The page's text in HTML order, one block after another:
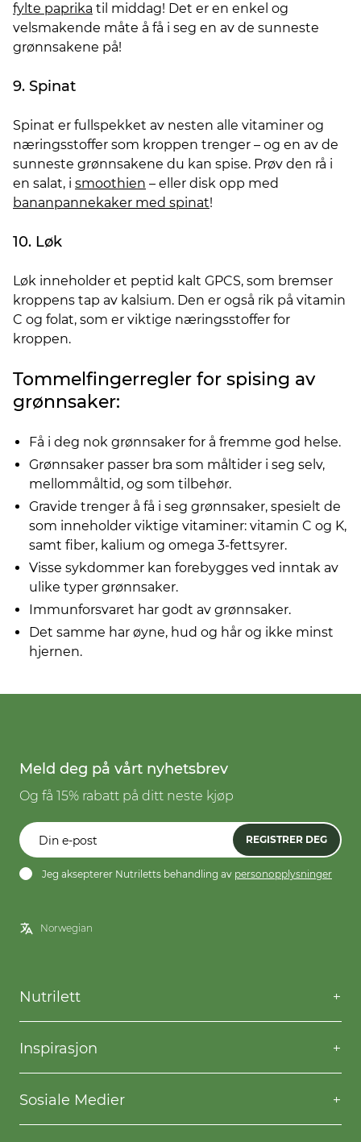
fylte paprika til middag! Det er en enkel og
velsmakende måte å få i seg en av de sunneste
grønnsakene på!
9. Spinat
Spinat er fullspekket av nesten alle vitaminer og
næringsstoffer som kroppen trenger – og en av de
sunneste grønnsakene du kan spise. Prøv den rå i
en salat, i smoothien – eller disk opp med
bananpannekaker med spinat!
10. Løk
Løk inneholder et peptid kalt GPCS, som bremser
kroppens tap av kalsium. Den er også rik på vitamin
C og folat, som er viktige næringsstoffer for
kroppen.
Tommelfingerregler for spising av
grønnsaker:
Få i deg nok grønnsaker for å fremme god helse.
Grønnsaker passer bra som måltider i seg selv,
mellommåltid, og som tilbehør.
Gravide trenger å få i seg grønnsaker, spesielt de
som inneholder viktige vitaminer: vitamin C og K,
samt fiber, kalium og omega 3-fettsyrer.
Visse sykdommer kan forebygges ved inntak av
ulike typer grønnsaker.
Immunforsvaret har godt av grønnsaker.
Det samme har øyne, hud og hår og ikke minst
hjernen.
Meld deg på vårt nyhetsbrev
Og få 15% rabatt på ditt neste kjøp
REGISTRER DEG
Jeg aksepterer Nutriletts behandling av personopplysninger
Nutrilett
Kontakt oss
Spørsmål og svar
Frakt og levering
Kjøpsbetingelser
Inspirasjon
Willpower
Oppskrifter
Gå ned i vekt
Sosiale Medier
Facebook